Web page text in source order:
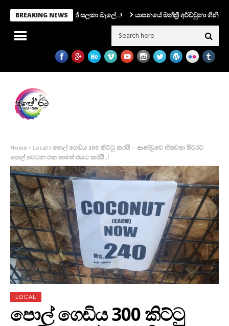
BREAKING NEWS
ෆොන්සේකාත් සලකා බැලේ..! යාපනයේ මන්ත්‍රී අර්ච්චුනා ගිනිඅවියක්
Home Local පොල් ගෙඩිය 300 කිට්ටු කරයි – ආණ්ඩුවෙ හිතවතා පිටරට
පොල් පටවන එක තාමත් ජයට කරයි..!
LOCAL
පොල් ගෙඩිය 300 කිට්ටු